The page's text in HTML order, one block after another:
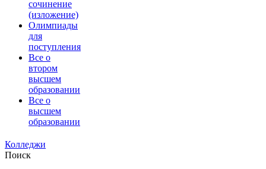
сочинение
(изложение)
Олимпиады
для
поступления
Все о
втором
высшем
образовании
Все о
высшем
образовании
Колледжи
Поиск